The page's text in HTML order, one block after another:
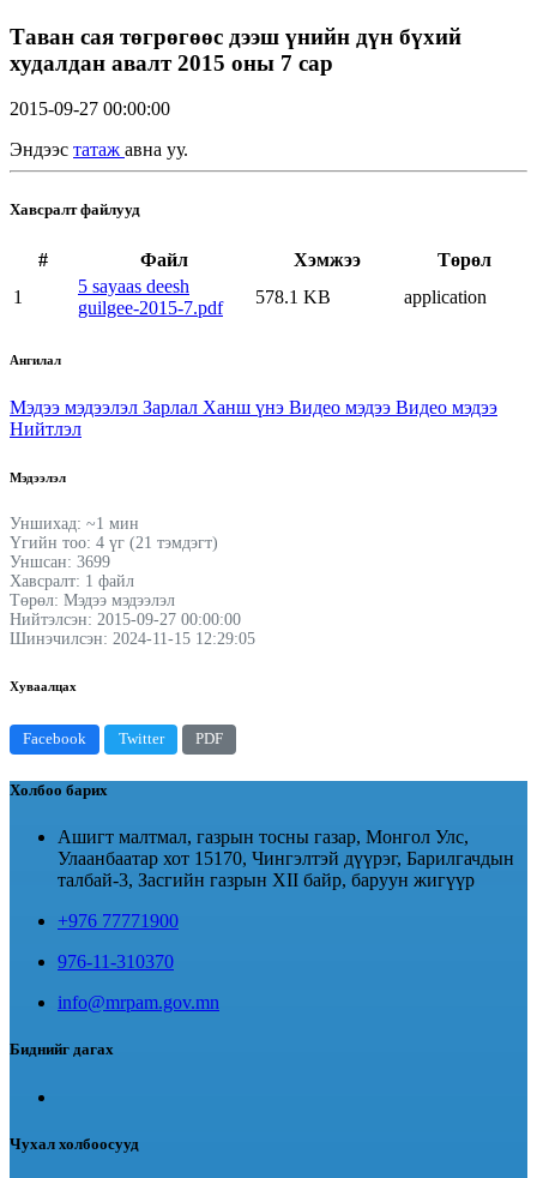
Таван сая төгрөгөөс дээш үнийн дүн бүхий
худалдан авалт 2015 оны 7 сар
2015-09-27 00:00:00
Эндээс татаж авна уу.
Хавсралт файлууд
# Файл Хэмжээ
Төрөл
1
5 sayaas deesh
guilgee-2015-7.pdf
578.1 KB application
Ангилал
Мэдээ мэдээлэл Зарлал Ханш үнэ Видео мэдээ Видео мэдээ
Нийтлэл
Мэдээлэл
Уншихад: ~1 мин
Үгийн тоо: 4 үг (21 тэмдэгт)
Уншсан: 3699
Хавсралт: 1 файл
Төрөл: Мэдээ мэдээлэл
Нийтэлсэн: 2015-09-27 00:00:00
Шинэчилсэн: 2024-11-15 12:29:05
Хуваалцах
Facebook Twitter PDF
Холбоо барих
Ашигт малтмал, газрын тосны газар, Монгол Улс,
Улаанбаатар хот 15170, Чингэлтэй дүүрэг, Барилгачдын
талбай-3, Засгийн газрын XII байр, баруун жигүүр
+976 77771900
976-11-310370
info@mrpam.gov.mn
Биднийг дагах
Чухал холбоосууд